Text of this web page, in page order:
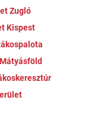
Zugló
Kispest